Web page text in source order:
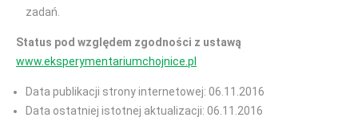
zadań.
Status pod względem zgodności z ustawą
www.eksperymentariumchojnice.pl
Data publikacji strony internetowej: 06.11.2016
Data ostatniej istotnej aktualizacji: 06.11.2016